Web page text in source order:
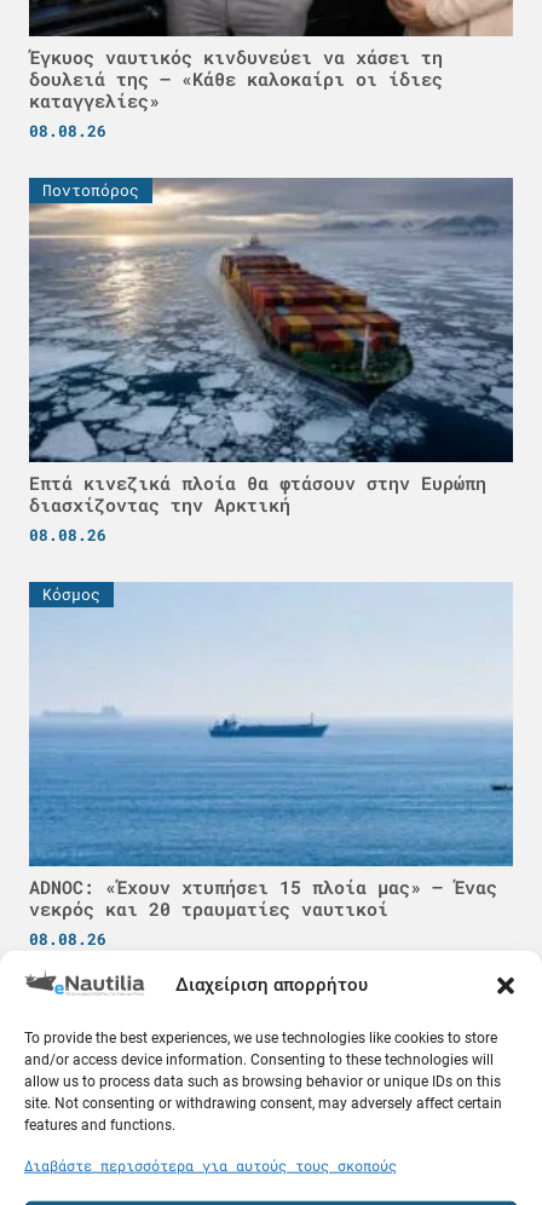
Διαχείριση απορρήτου
To provide the best experiences, we use technologies like cookies to store
and/or access device information. Consenting to these technologies will
allow us to process data such as browsing behavior or unique IDs on this
site. Not consenting or withdrawing consent, may adversely affect certain
features and functions.
Διαβάστε περισσότερα για αυτούς τους σκοπούς
Έγκυος ναυτικός κινδυνεύει να χάσει τη
δουλειά της – «Κάθε καλοκαίρι οι ίδιες
καταγγελίες»
08.08.26
Ποντοπόρος
Επτά κινεζικά πλοία θα φτάσουν στην Ευρώπη
διασχίζοντας την Αρκτική
08.08.26
Κόσμος
ADNOC: «Έχουν χτυπήσει 15 πλοία μας» – Ένας
νεκρός και 20 τραυματίες ναυτικοί
08.08.26
Κόσμος